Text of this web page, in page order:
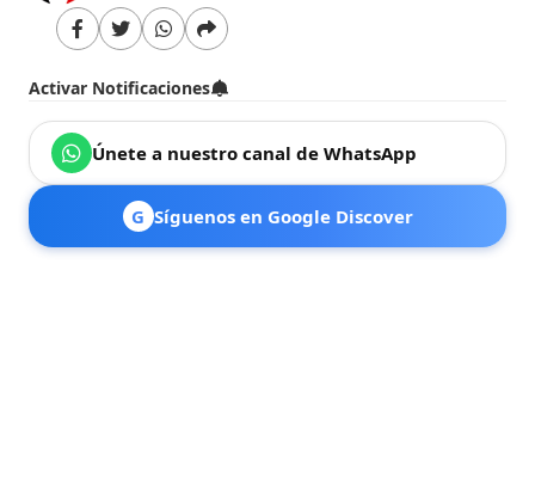
Activar Notificaciones
Únete a nuestro canal de WhatsApp
G Síguenos en Google Discover